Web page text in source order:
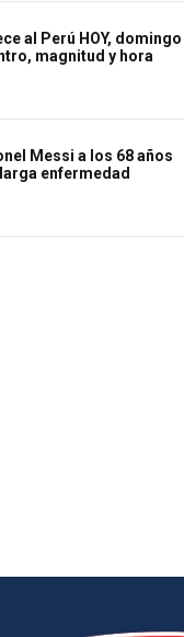
al Perú HOY, domingo
magnitud y hora
Messi a los 68 años
enfermedad